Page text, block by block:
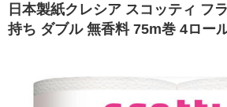
日本製紙クレシア スコッティ フ
持ち ダブル 無香料 75m巻 4ロー